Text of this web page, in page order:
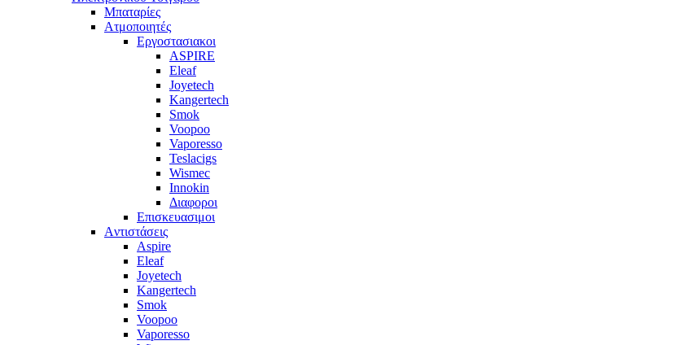
Μπαταρίες
Ατμοποιητές
Εργοστασιακοι
ΑSPIRE
Eleaf
Joyetech
Kangertech
Smok
Voopoo
Vaporesso
Teslacigs
Wismec
Innokin
Διαφοροι
Επισκευασιμοι
Aντιστάσεις
Aspire
Eleaf
Joyetech
Kangertech
Smok
Voopoo
Vaporesso